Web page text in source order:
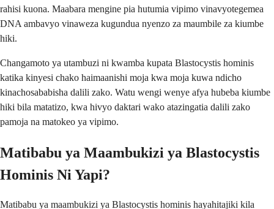
rahisi kuona. Maabara mengine pia hutumia vipimo vinavyotegemea
DNA ambavyo vinaweza kugundua nyenzo za maumbile za kiumbe
hiki.
Changamoto ya utambuzi ni kwamba kupata Blastocystis hominis
katika kinyesi chako haimaanishi moja kwa moja kuwa ndicho
kinachosababisha dalili zako. Watu wengi wenye afya hubeba kiumbe
hiki bila matatizo, kwa hivyo daktari wako atazingatia dalili zako
pamoja na matokeo ya vipimo.
Matibabu ya Maambukizi ya Blastocystis
Hominis Ni Yapi?
Matibabu ya maambukizi ya Blastocystis hominis hayahitajiki kila